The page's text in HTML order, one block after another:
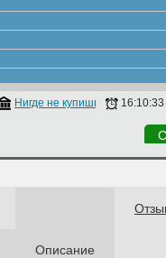
Нигде не купишь 16:10:33
Описание